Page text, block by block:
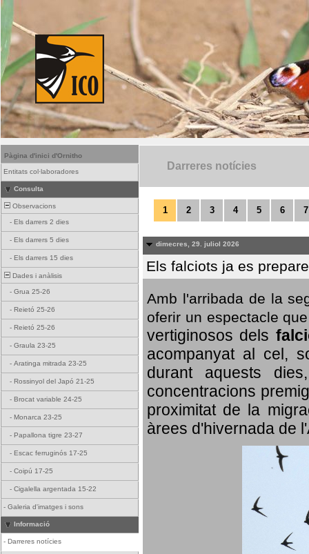
Pàgina d'inici d'Ornitho
Entitats col·laboradores
Consulta
Observacions
- Els darrers 2 dies
- Els darrers 5 dies
- Els darrers 15 dies
Dades i anàlisis
- Grua 25-26
- Reietó 25-26
- Reietó 25-26
- Graula 23-25
- Aratinga mitrada 23-25
- Rossinyol del Japó 21-25
- Brocat variable 24-25
- Monarca 23-25
- Papallona tigre 23-27
- Escac ferruginós 17-25
- Coipú 17-25
- Cigalella argentada 15-22
- Galeria d'imatges i sons
Informació
- Darreres notícies
Darreres notícies
1 2 3 4 5 6 7
dimecres, 29. juliol 2026
Els falciots ja es
Amb l'arribada de la
oferir un espectacle
vertiginosos dels
acompanyat al cel,
durant aquests
concentracions
proximitat de la
àrees d'hivernada de